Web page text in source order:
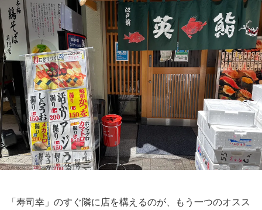
「寿司幸」のすぐ隣に店を構えるのが、もう一つのオスス